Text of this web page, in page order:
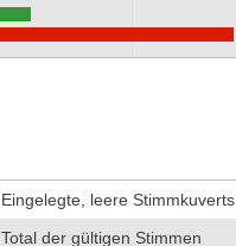
Eingelegte, leere Stimmkuverts
Total der gültigen Stimmen